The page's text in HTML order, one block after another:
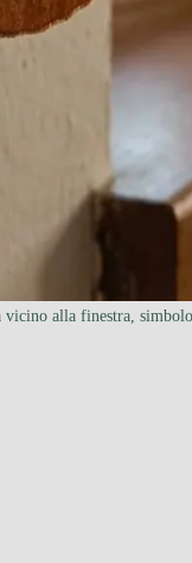
vicino alla finestra,